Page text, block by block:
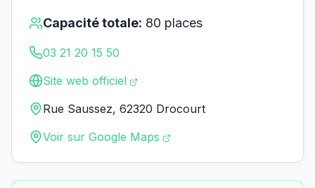
Capacité totale: 80 places
03 21 20 15 50
Site web officiel
Rue Saussez, 62320 Drocourt
Voir sur Google Maps